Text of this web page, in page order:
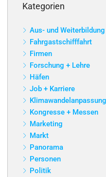
Kategorien
Aus- und Weiterbildung
Fahrgastschifffahrt
Firmen
Forschung + Lehre
Häfen
Job + Karriere
Klimawandelanpassung
Kongresse + Messen
Marketing
Markt
Panorama
Personen
Politik